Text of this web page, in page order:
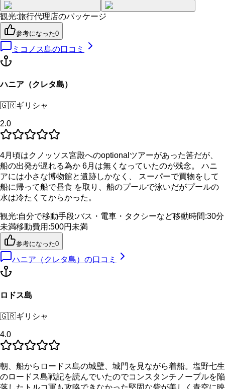
観光:旅行代理店のパッケージ
参考になった0
ミコノス島の口コミ
ハニア（クレタ島）
🇬🇷ギリシャ
2.0
4月頃はクノッソス宮殿へのoptionalツアーがあった筈だが、
船の出発が遅れる為か 6月は無くなっていたのが残念。 ハニ
アには小さな博物館と遺跡しかなく、 スーパーで買物をして
船に帰って船で昼食 を取り、船のプールで泳いだがプールの
水は冷たくてからかった。
観光:自分で移動手段:バス・電車・タクシーなど移動時間:30分
未満移動費用 :500円未満
参考になった0
ハニア（クレタ島） の口コミ
ロドス島
🇬🇷ギリシャ
4.0
朝、船からロードス島の城壁、城門を見ながら着船。塩野七生
のロードス島戦記を読んでいたのでコンスタンチノープルを陥
落したトルコ軍も攻略できなかった堅固な砦が美しく青空に映